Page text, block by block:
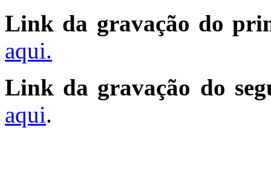
Link da gravação do
aqui.
Link da gravação do
aqui.